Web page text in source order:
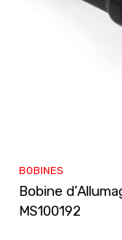
BOBINES
Bobine
MS100192